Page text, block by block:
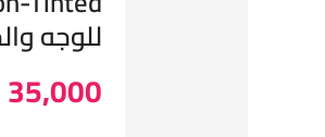
للوجه
35,000 د.ع